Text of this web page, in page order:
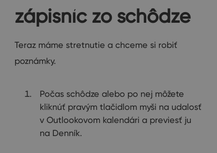
zápisníc zo schôdze
Teraz máme stretnutie a chceme si robiť
poznámky.
Počas schôdze alebo po nej môžete
kliknúť pravým tlačidlom myši na udalosť
v Outlookovom kalendári a previesť ju
na Denník.